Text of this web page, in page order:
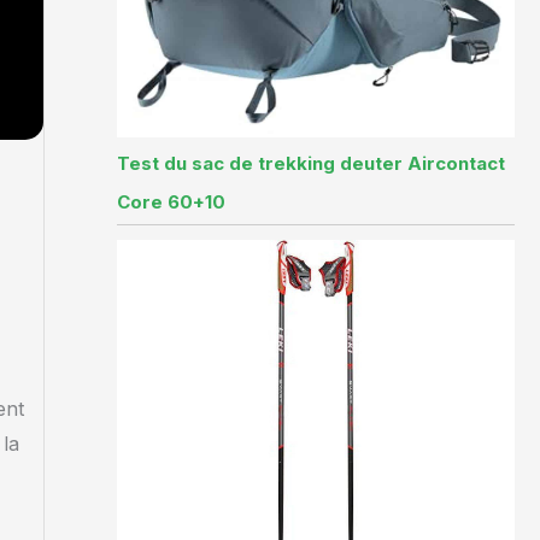
Test du sac de trekking deuter Aircontact
Core 60+10